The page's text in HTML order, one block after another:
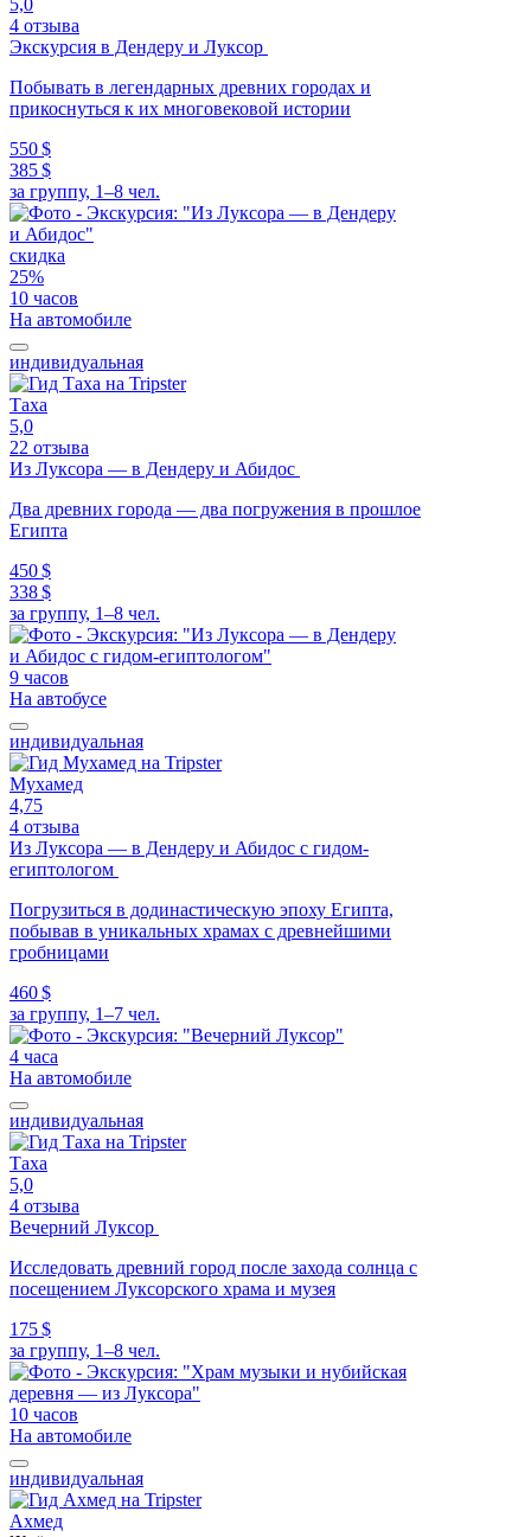
4 отзыва
Экскурсия в Дендеру и Луксор
Побывать в легендарных древних городах и
прикоснуться к их многовековой истории
550 $
385 $
за группу, 1–8 чел.
скидка
25%
10 часов
На автомобиле
индивидуальная
Таха
5,0
22 отзыва
Из Луксора — в Дендеру и Абидос
Два древних города — два погружения в прошлое
Египта
450 $
338 $
за группу, 1–8 чел.
9 часов
На автобусе
индивидуальная
Мухамед
4,75
4 отзыва
Из Луксора — в Дендеру и Абидос с гидом-
египтологом
Погрузиться в додинастическую эпоху Египта,
побывав в уникальных храмах с древнейшими
гробницами
460 $
за группу, 1–7 чел.
4 часа
На автомобиле
индивидуальная
Таха
5,0
4 отзыва
Вечерний Луксор
Исследовать древний город после захода солнца с
посещением Луксорского храма и музея
175 $
за группу, 1–8 чел.
10 часов
На автомобиле
индивидуальная
Ахмед